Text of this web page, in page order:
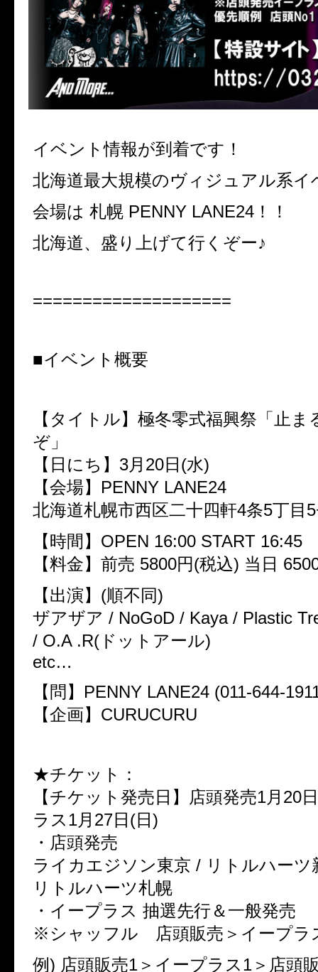
イベント情報が到着です！
北海道最大規模のヴィジュアル系イ
会場は 札幌 PENNY LANE24！！
北海道、盛り上げて行くぞー♪
====================
■イベント概要
【タイトル】極冬零式福興祭「止
ぞ」
【日にち】3月20日(水)
【会場】PENNY LANE24
北海道札幌市西区二十四軒4条5丁目
【時間】OPEN 16:00 START 16:45
【料金】前売 5800円(税込) 当日
【出演】(順不同)
ザアザア / NoGoD / Kaya / Plastic
/ O.A .R(ドットアール)
etc…
【問】PENNY LANE24 (011-644-
【企画】CURUCURU
★チケット：
【チケット発売日】店頭発売1月20
ラス1月27日(日)
・店頭発売
ライカエジソン東京 / リトルハーツ
リトルハーツ札幌
・イープラス 抽選先行＆一般発売
※シャッフル 店頭販売＞イープラ
例) 店頭販売1＞イープラス1＞店頭